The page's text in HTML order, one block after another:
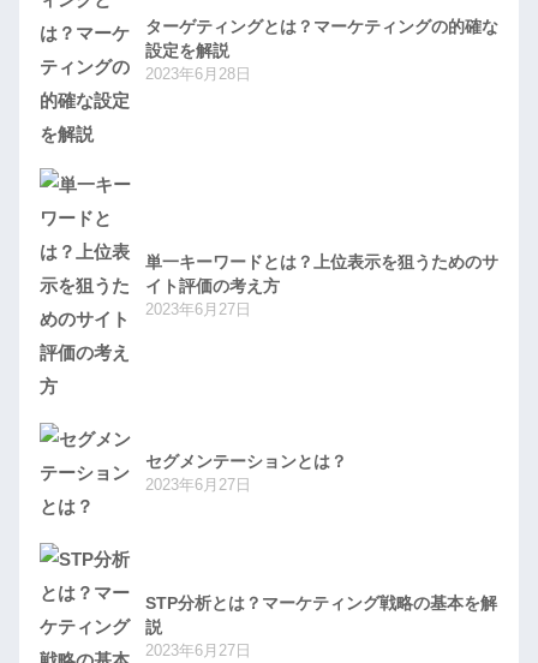
ターゲティングとは？マーケティングの的確な
設定を解説
2023年6月28日
単一キーワードとは？上位表示を狙うためのサ
イト評価の考え方
2023年6月27日
セグメンテーションとは？
2023年6月27日
STP分析とは？マーケティング戦略の基本を解
説
2023年6月27日